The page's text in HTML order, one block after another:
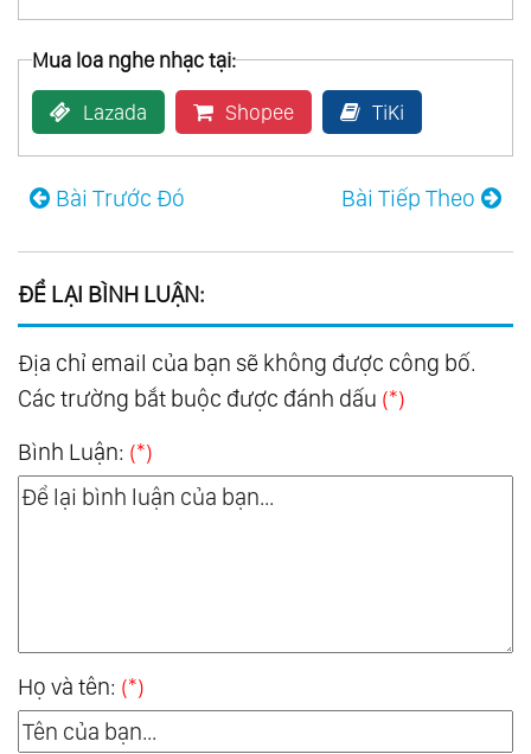
Mua loa nghe nhạc tại:
Lazada Shopee TiKi
Bài Trước Đó Bài Tiếp Theo
ĐỂ LẠI BÌNH LUẬN:
Địa chỉ email của bạn sẽ không được công bố.
Các trường bắt buộc được đánh dấu (*)
Bình Luận: (*)
Họ và tên: (*)